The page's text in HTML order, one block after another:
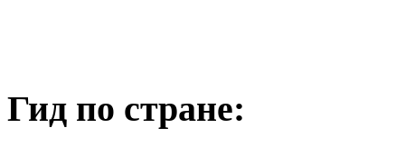
Гид по стране: